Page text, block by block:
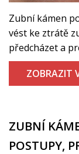
Zubní kámen
vést ke ztrátě
předcházet a
ZOBRAZIT
ZUBNÍ
POSTUPY,